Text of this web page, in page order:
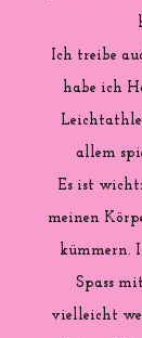
Ich treibe
habe ich
allem
Es ist
meinen
kümmern.
Spass
vielleicht